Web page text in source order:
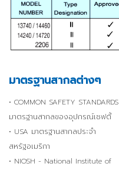
มาตรฐานสากลต่างๆ
• COMMON SAFETY STANDARDS
มาตรฐานสากลของอุปกรณ์เซฟตี้
• USA มาตรฐานสากลประจำ
สหรัฐอเมริกา
• NIOSH - National Institute of